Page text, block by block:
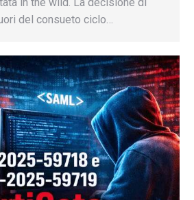
del consueto ciclo…